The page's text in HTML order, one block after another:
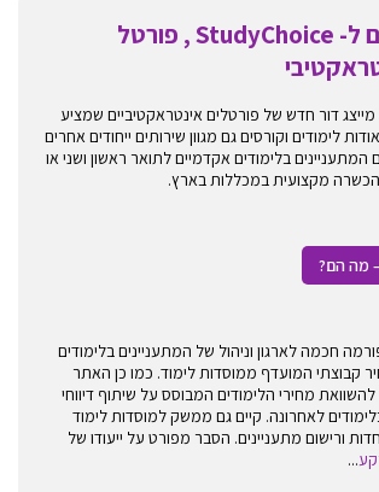
ברוכים הבאים ל- StudyChoice , פורטל
אתר StudyChoice מייצג דור חדש של פורטלים אינטראקטיביים שמציע
לימודים וקורסים גם מגוון שירותים ייחודים אחרים
בלימודים אקדמיים לתואר ראשון ושני או
מקצועית במכללות בארץ.
– מה הם?
חכמה לארגון וניהול של המתעניינים בלימודים
קבוצתי המועדף ממוסדות לימוד. כמו כן האתר
להשוואת מחירי הלימודים המבוסס על שיתוף דיווחי
לאחרונה. קיים גם ממשק למוסדות לימוד
ורישום מתעניינים. הסבר מפורט על ייעודו של
...